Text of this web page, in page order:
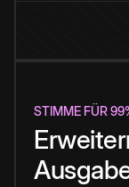
STIMME FÜR